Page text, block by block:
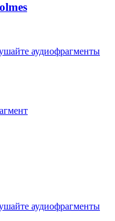
аудиофрагменты
аудиофрагменты